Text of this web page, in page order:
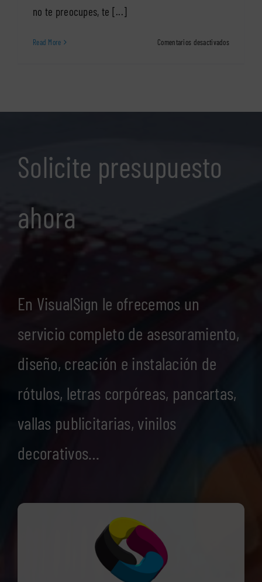
no te preocupes, te [...]
Read More Comentarios desactivados
Solicite presupuesto
ahora
En VisualSign le ofrecemos un
servicio completo de asesoramiento,
diseño, creación e instalación de
rótulos, letras corpóreas, pancartas,
vallas publicitarias, vinilos
decorativos…